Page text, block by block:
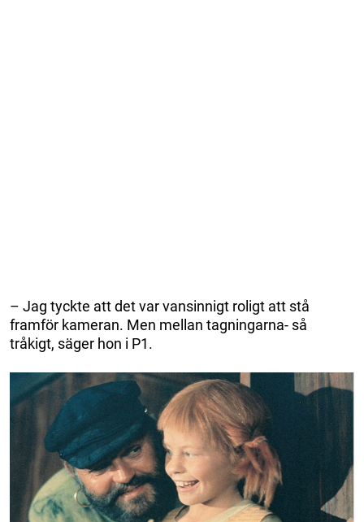
– Jag tyckte att det var vansinnigt roligt att stå
framför kameran. Men mellan tagningarna- så
tråkigt, säger hon i P1.